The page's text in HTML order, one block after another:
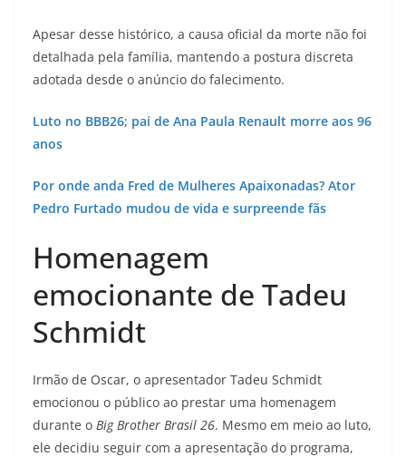
Apesar desse histórico, a causa oficial da morte não foi
detalhada pela família, mantendo a postura discreta
adotada desde o anúncio do falecimento.
Luto no BBB26; pai de Ana Paula Renault morre aos 96
anos
Por onde anda Fred de Mulheres Apaixonadas? Ator
Pedro Furtado mudou de vida e surpreende fãs
Homenagem
emocionante de Tadeu
Schmidt
Irmão de Oscar, o apresentador Tadeu Schmidt
emocionou o público ao prestar uma homenagem
durante o Big Brother Brasil 26. Mesmo em meio ao luto,
ele decidiu seguir com a apresentação do programa,